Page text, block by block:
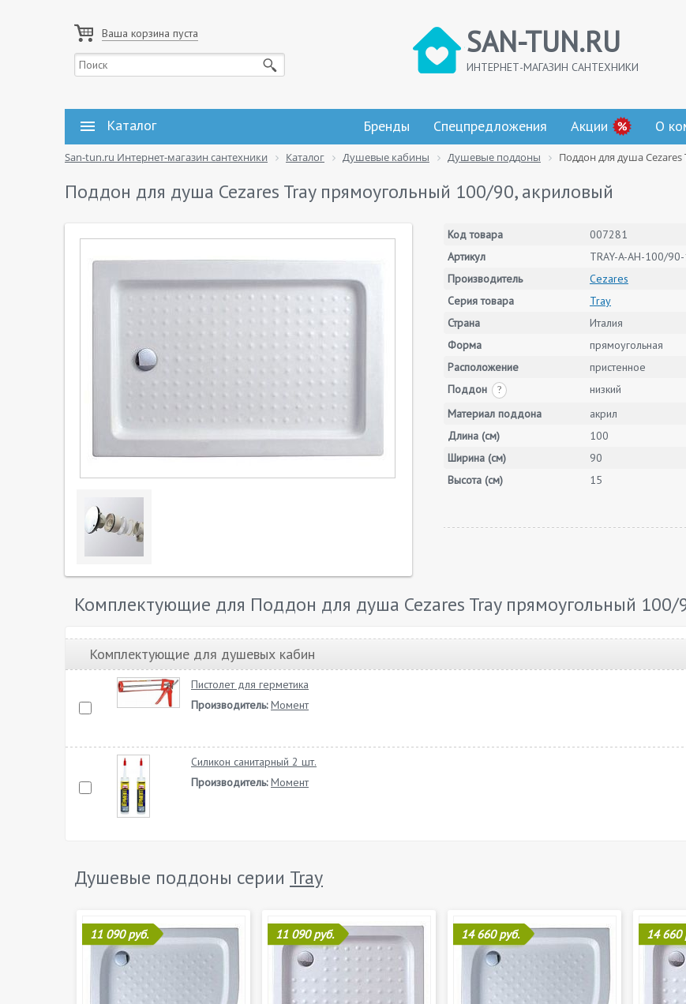
Ваша корзина пуста SAN-TUN.RU
ИНТЕРНЕТ-МАГАЗИН САНТЕХНИКИ
Каталог Бренды Спецпредложения Акции О
San-tun.ru Интернет-магазин сантехники Каталог Душевые кабины Душевые поддоны Поддон для душа
Поддон для душа Cezares Tray прямоугольный 100/90, акриловый
Код товара
007281
Артикул
TRAY-A-AH-100/
Производитель
Cezares
Серия товара
Tray
Страна
Италия
Форма
прямоугольная
Расположение
пристенное
Поддон
?
низкий
Материал поддона
акрил
Длина (см)
100
Ширина (см)
90
Высота (см)
15
Комплектующие для Поддон для душа Cezares Tray прямоугольный 100/
Комплектующие для душевых кабин
Пистолет для герметика
Производитель: Момент
Силикон санитарный 2 шт.
Производитель: Момент
Душевые поддоны серии Tray
11 090 руб. 11 090 руб. 14 660 руб. 14 660